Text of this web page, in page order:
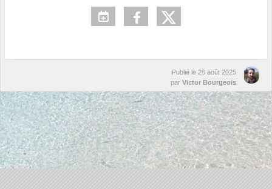
Publié le 26 août 2025
par Victor Bourgeois